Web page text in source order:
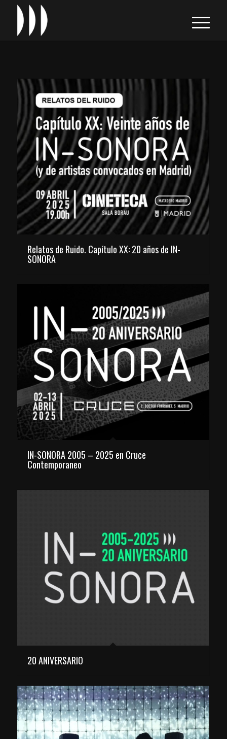
Relatos de Ruido. Capítulo XX: 20 años de IN-
SONORA
IN-SONORA 2005 – 2025 en Cruce
Contemporaneo
20 ANIVERSARIO